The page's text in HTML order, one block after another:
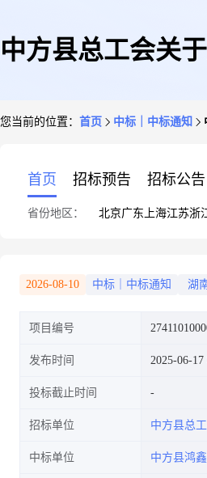
中方县总工会关
您当前的位置： 首页 中标｜中标通知
首页 招标预告 招标公告
省份地区： 北京广东 上海江苏浙
2026-08-10 中标｜中标通知 湖
项目编号
发布时间 2025-06-17
投标截止时间
招标单位 中方县总
中标单位 中方县鸿